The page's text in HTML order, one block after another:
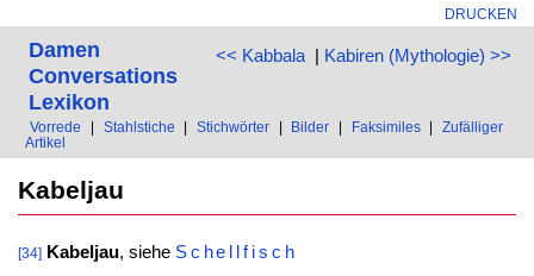
DRUCKEN
<< Kabbala| Kabiren (Mythologie) >>
Damen
Conversations
Lexikon
Vorrede Stahlstiche Stichwörter Bilder Faksimiles
Zufälliger
Artikel
Kabeljau
[34] Kabeljau, siehe Schellfisch